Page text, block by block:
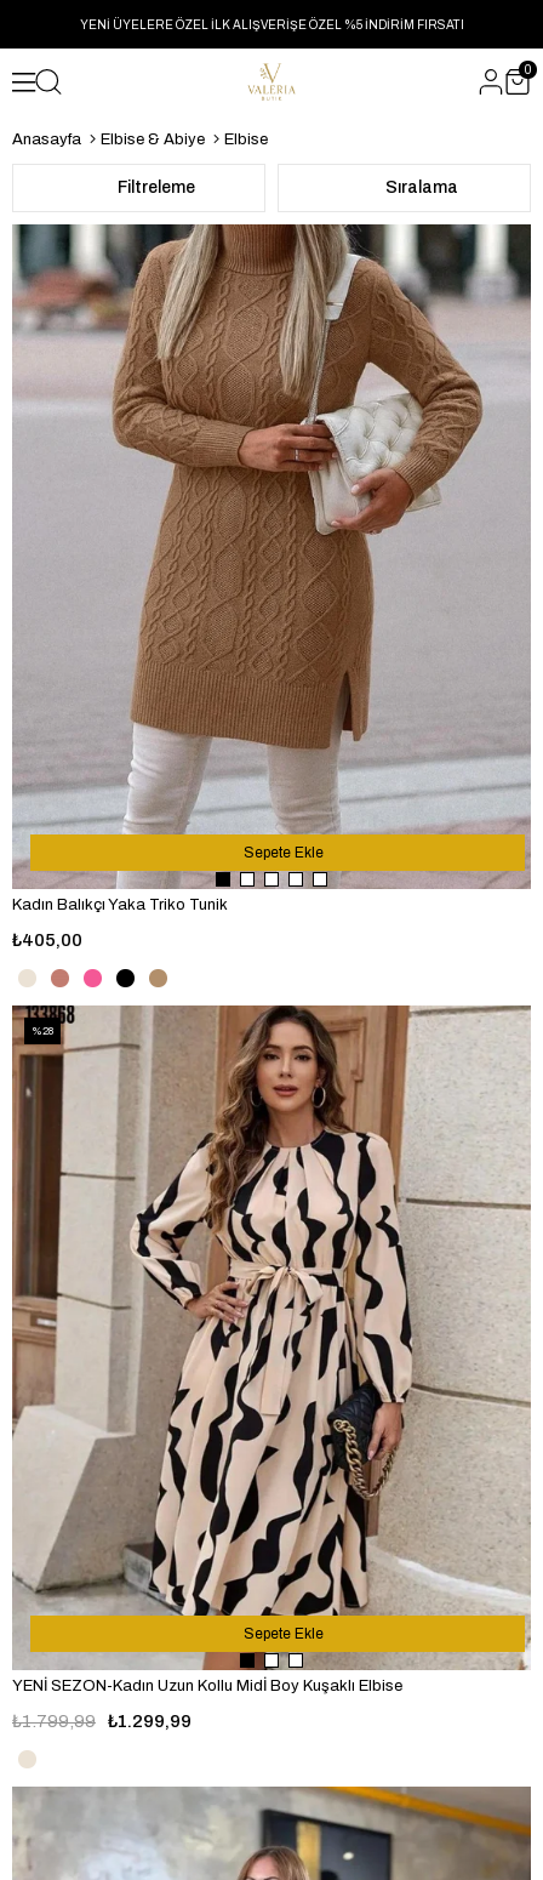
YENİ ÜYELERE ÖZEL İLK ALIŞVERİŞE ÖZEL %5 İNDİRİM FIRSATI
0
Anasayfa Elbise & Abiye Elbise
Filtreleme Sıralama
Kadın Balıkçı Yaka Triko Tunik
₺405,00
Sepete Ekle
YENİ SEZON-Kadın Uzun Kollu Midİ Boy Kuşaklı Elbise
₺1.299,99
₺1.799,99
Sepete Ekle
%28